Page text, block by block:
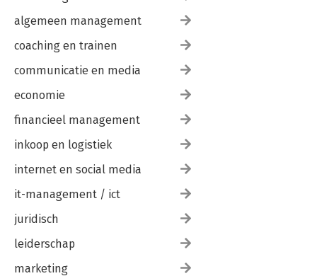
algemeen management
coaching en trainen
communicatie en media
economie
financieel management
inkoop en logistiek
internet en social media
it-management / ict
juridisch
leiderschap
marketing